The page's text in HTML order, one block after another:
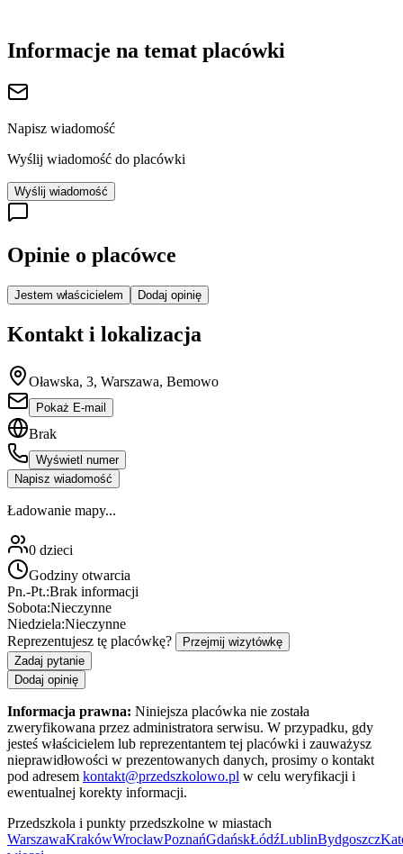
Informacje na temat placówki
Napisz wiadomość
Wyślij wiadomość do placówki
Wyślij wiadomość
Opinie o placówce
Jestem właścicielem Dodaj opinię
Kontakt i lokalizacja
Oławska, 3, Warszawa, Bemowo
Pokaż E-mail
Brak
Wyświetl numer
Napisz wiadomość
Ładowanie mapy...
0 dzieci
Godziny otwarcia
Pn.-Pt.:Brak informacji
Sobota:Nieczynne
Niedziela:Nieczynne
Reprezentujesz tę placówkę?
Przejmij wizytówkę
Zadaj pytanie
Dodaj opinię
Informacja prawna: Niniejsza placówka nie została
zweryfikowana przez administratora serwisu. W przypadku, gdy
jesteś właścicielem lub reprezentantem tej placówki i zauważysz
nieprawidłowości w prezentowanych danych, prosimy o kontakt
pod adresem kontakt@przedszkolowo.pl w celu weryfikacji i
ewentualnej korekty informacji.
Przedszkola i punkty przedszkolne w miastach
WarszawaKrakówWrocławPoznańGdańskŁódźLublinBydgoszcz